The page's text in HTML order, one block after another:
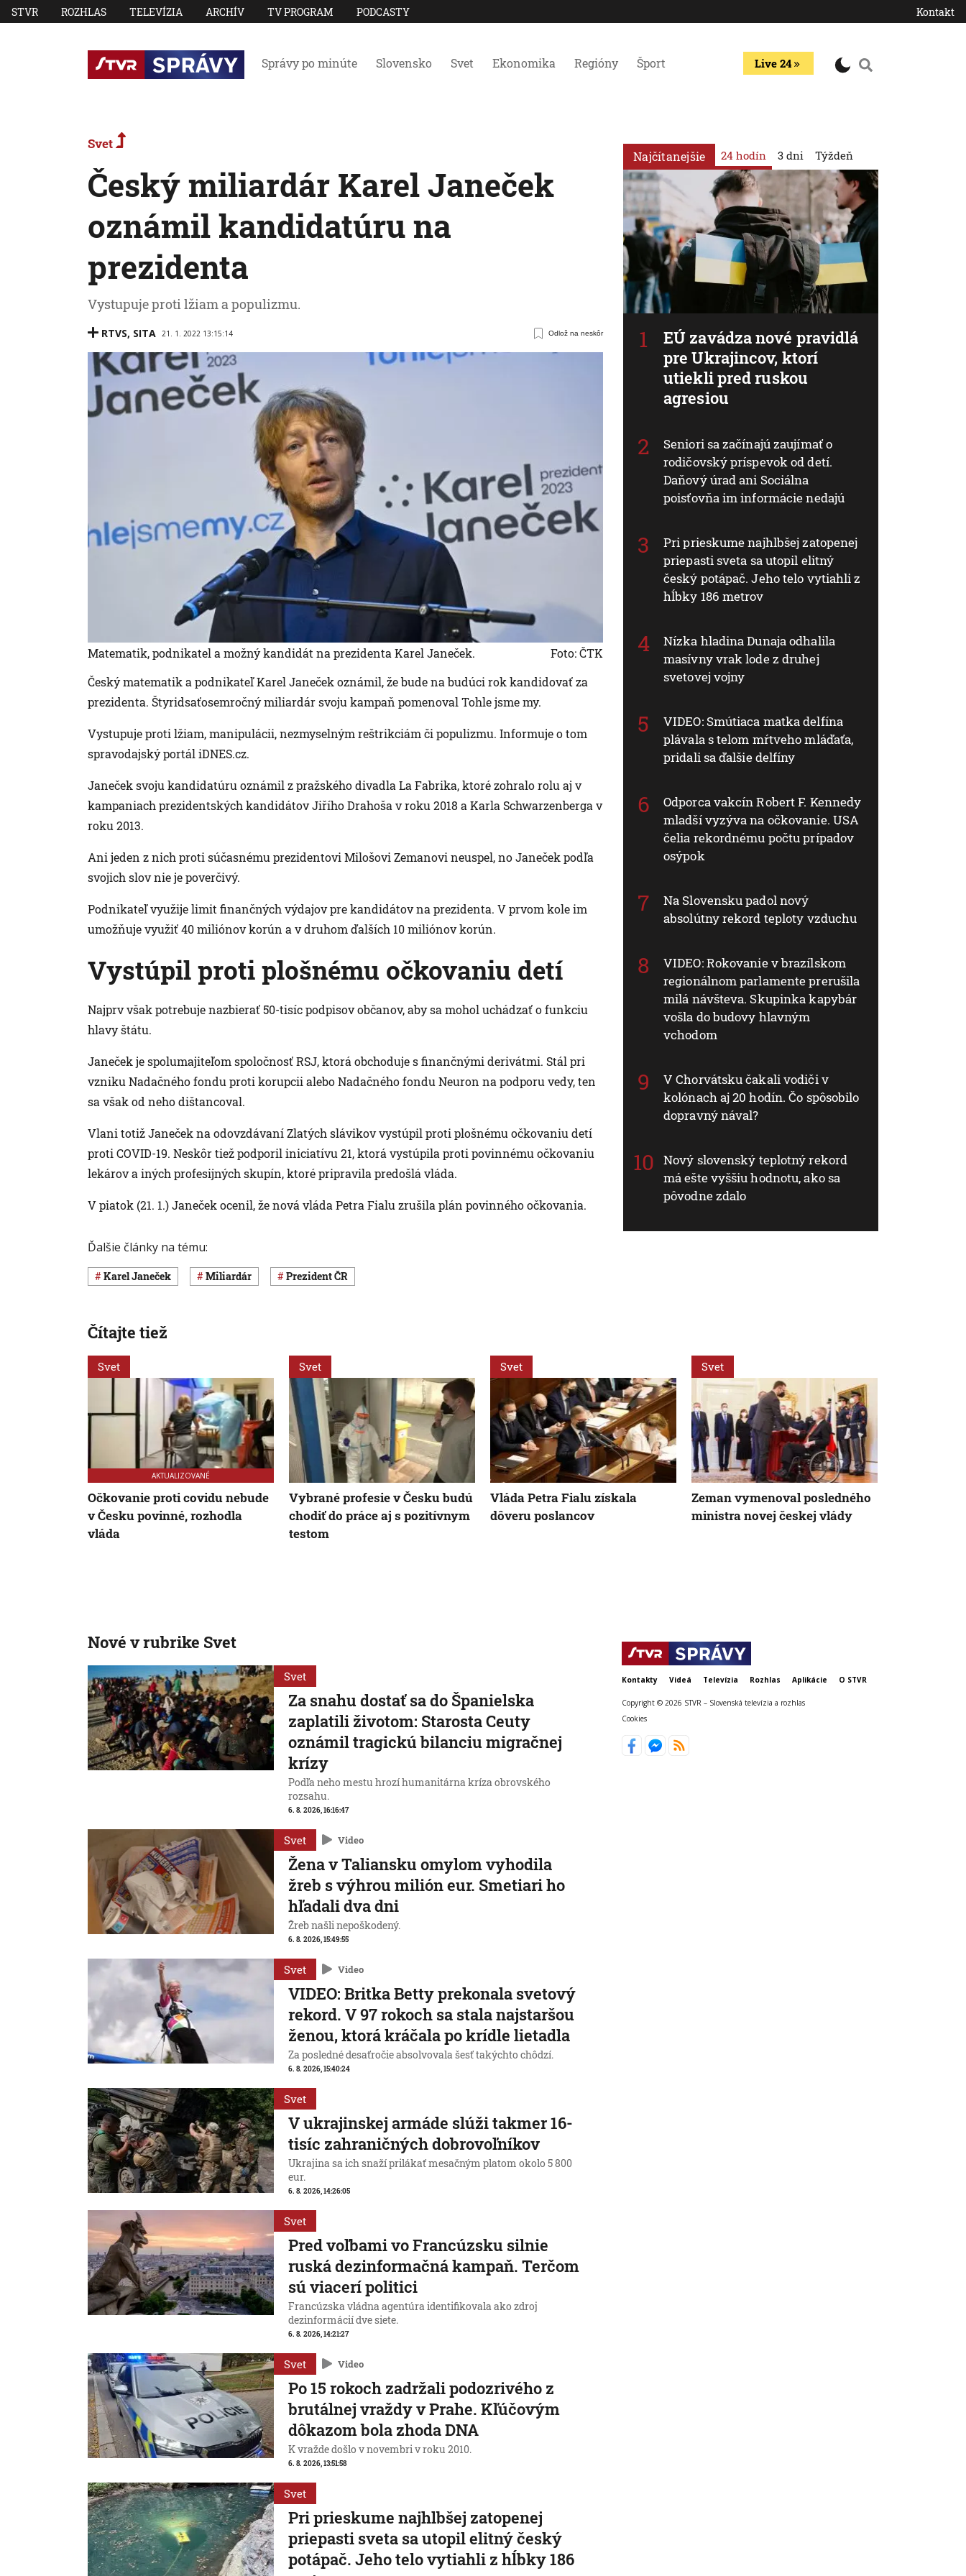
STVR ROZHLAS TELEVÍZIA ARCHÍV TV PROGRAM PODCASTY Kontakt
Správy po minúte Slovensko Svet Ekonomika Regióny Šport Live 24
Svet
Český miliardár Karel Janeček
oznámil kandidatúru na
prezidenta
Vystupuje proti lžiam a populizmu.
RTVS, SITA 21. 1. 2022 13:15:14 Odlož na neskôr
Matematik, podnikatel a možný kandidát na prezidenta Karel Janeček.
Foto: ČTK
Český matematik a podnikateľ Karel Janeček oznámil, že bude na budúci rok kandidovať za
prezidenta. Štyridsaťosemročný miliardár svoju kampaň pomenoval Tohle jsme my.
Vystupuje proti lžiam, manipulácii, nezmyselným reštrikciám či populizmu. Informuje o tom
spravodajský portál iDNES.cz.
Janeček svoju kandidatúru oznámil z pražského divadla La Fabrika, ktoré zohralo rolu aj v
kampaniach prezidentských kandidátov Jiřího Drahoša v roku 2018 a Karla Schwarzenberga v
roku 2013.
Ani jeden z nich proti súčasnému prezidentovi Milošovi Zemanovi neuspel, no Janeček podľa
svojich slov nie je poverčivý.
Podnikateľ využije limit finančných výdajov pre kandidátov na prezidenta. V prvom kole im
umožňuje využiť 40 miliónov korún a v druhom ďalších 10 miliónov korún.
Vystúpil proti plošnému očkovaniu detí
Najprv však potrebuje nazbierať 50-tisíc podpisov občanov, aby sa mohol uchádzať o funkciu
hlavy štátu.
Janeček je spolumajiteľom spoločnosť RSJ, ktorá obchoduje s finančnými derivátmi. Stál pri
vzniku Nadačného fondu proti korupcii alebo Nadačného fondu Neuron na podporu vedy, ten
sa však od neho dištancoval.
Vlani totiž Janeček na odovzdávaní Zlatých slávikov vystúpil proti plošnému očkovaniu detí
proti COVID-19. Neskôr tiež podporil iniciatívu 21, ktorá vystúpila proti povinnému očkovaniu
lekárov a iných profesijných skupín, ktoré pripravila predošlá vláda.
V piatok (21. 1.) Janeček ocenil, že nová vláda Petra Fialu zrušila plán povinného očkovania.
Ďalšie články na tému:
Karel Janeček miliardár prezident ČR
Najčítanejšie 24 hodín
EÚ zavádza nové pravidlá
pre Ukrajincov, ktorí
utiekli pred ruskou
agresiou
Seniori sa začínajú zaujímať o
rodičovský príspevok od detí.
Daňový úrad ani Sociálna
poisťovňa im informácie nedajú
Pri prieskume najhlbšej zatopenej
priepasti sveta sa utopil elitný
český potápač. Jeho telo vytiahli z
hĺbky 186 metrov
Nízka hladina Dunaja odhalila
masívny vrak lode z druhej
svetovej vojny
VIDEO: Smútiaca matka delfína
plávala s telom mŕtveho mláďaťa,
pridali sa ďalšie delfíny
Odporca vakcín Robert F. Kennedy
mladší vyzýva na očkovanie. USA
čelia rekordnému počtu prípadov
osýpok
Na Slovensku padol nový
absolútny rekord teploty vzduchu
VIDEO: Rokovanie v brazílskom
regionálnom parlamente prerušila
milá návšteva. Skupinka kapybár
vošla do budovy hlavným
vchodom
V Chorvátsku čakali vodiči v
kolónach aj 20 hodín. Čo spôsobilo
dopravný nával?
Nový slovenský teplotný rekord
má ešte vyššiu hodnotu, ako sa
pôvodne zdalo
3 dni Týždeň
Čítajte tiež
Svet
AKTUALIZOVANÉ
Očkovanie proti covidu nebude
v Česku povinné, rozhodla
vláda
Svet
Vybrané profesie v Česku budú
chodiť do práce aj s pozitívnym
testom
Svet
Vláda Petra Fialu získala
dôveru poslancov
Svet
Zeman vymenoval posledného
ministra novej českej vlády
Nové v rubrike Svet
Svet
Za snahu dostať sa do Španielska
zaplatili životom: Starosta Ceuty
oznámil tragickú bilanciu migračnej
krízy
Podľa neho mestu hrozí humanitárna kríza obrovského
rozsahu.
6. 8. 2026, 16:16:47
Svet Video
Žena v Taliansku omylom vyhodila
žreb s výhrou milión eur. Smetiari ho
hľadali dva dni
Žreb našli nepoškodený.
6. 8. 2026, 15:49:55
Svet Video
VIDEO: Britka Betty prekonala svetový
rekord. V 97 rokoch sa stala najstaršou
ženou, ktorá kráčala po krídle lietadla
Za posledné desaťročie absolvovala šesť takýchto chôdzí.
6. 8. 2026, 15:40:24
Svet
V ukrajinskej armáde slúži takmer 16-
tisíc zahraničných dobrovoľníkov
Ukrajina sa ich snaží prilákať mesačným platom okolo 5 800
eur.
6. 8. 2026, 14:26:05
Svet
Pred voľbami vo Francúzsku silnie
ruská dezinformačná kampaň. Terčom
sú viacerí politici
Francúzska vládna agentúra identifikovala ako zdroj
dezinformácií dve siete.
6. 8. 2026, 14:21:27
Svet Video
Po 15 rokoch zadržali podozrivého z
brutálnej vraždy v Prahe. Kľúčovým
dôkazom bola zhoda DNA
K vražde došlo v novembri v roku 2010.
6. 8. 2026, 13:51:58
Svet
Pri prieskume najhlbšej zatopenej
priepasti sveta sa utopil elitný český
potápač. Jeho telo vytiahli z hĺbky 186
Kontakty Videá Televízia Rozhlas Aplikácie O STVR
Copyright © 2026 STVR – Slovenská televízia a rozhlas
Cookies